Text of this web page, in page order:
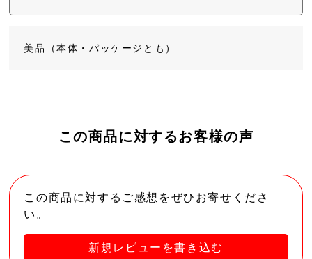
美品（本体・パッケージとも）
この商品に対するお客様の声
この商品に対するご感想をぜひお寄せくださ
い。
新規レビューを書き込む